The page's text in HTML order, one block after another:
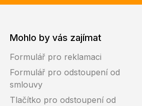
Mohlo by vás zajímat
Formulář pro reklamaci
Formulář pro odstoupení od
smlouvy
Tlačítko pro odstoupení od